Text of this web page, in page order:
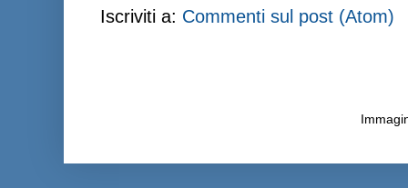
Iscriviti a: Commenti sul post (Atom)